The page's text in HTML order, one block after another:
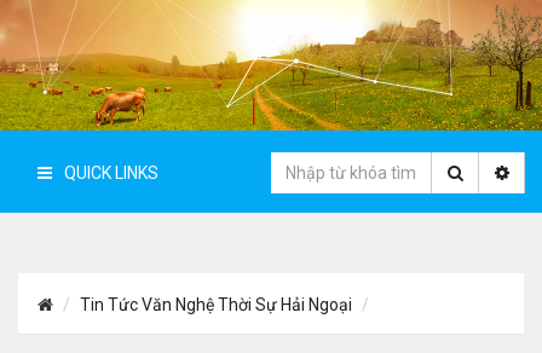
QUICK LINKS
Tin Tức Văn Nghệ Thời Sự Hải Ngoại